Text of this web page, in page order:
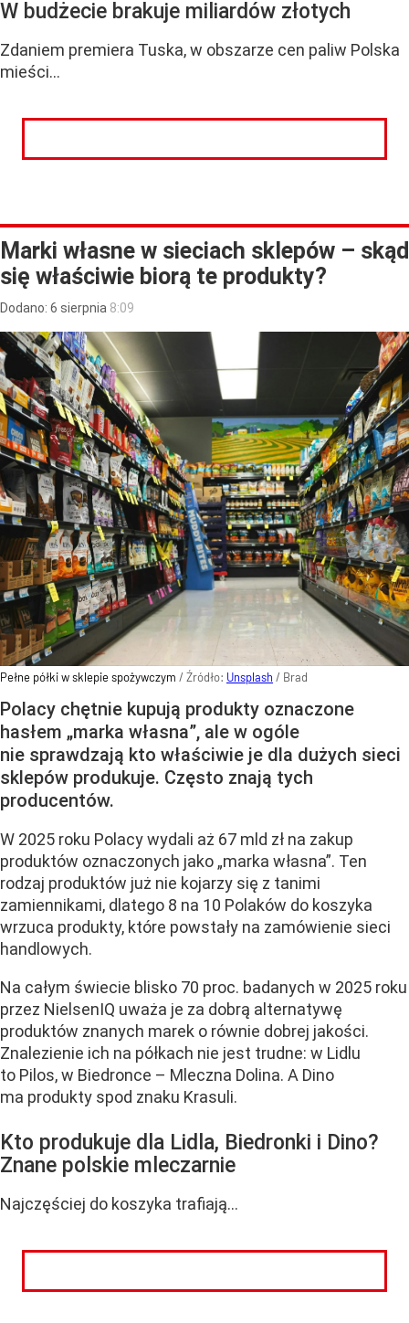
W budżecie brakuje miliardów złotych
Zdaniem premiera Tuska, w obszarze cen paliw Polska
mieści...
Marki własne w sieciach sklepów – skąd
się właściwie biorą te produkty?
Dodano: 6 sierpnia 8:09
Pełne półki w sklepie spożywczym / Źródło: Unsplash / Brad
Polacy chętnie kupują produkty oznaczone
hasłem „marka własna”, ale w ogóle
nie sprawdzają kto właściwie je dla dużych sieci
sklepów produkuje. Często znają tych
producentów.
W 2025 roku Polacy wydali aż 67 mld zł na zakup
produktów oznaczonych jako „marka własna”. Ten
rodzaj produktów już nie kojarzy się z tanimi
zamiennikami, dlatego 8 na 10 Polaków do koszyka
wrzuca produkty, które powstały na zamówienie sieci
handlowych.
Na całym świecie blisko 70 proc. badanych w 2025 roku
przez NielsenIQ uważa je za dobrą alternatywę
produktów znanych marek o równie dobrej jakości.
Znalezienie ich na półkach nie jest trudne: w Lidlu
to Pilos, w Biedronce – Mleczna Dolina. A Dino
ma produkty spod znaku Krasuli.
Kto produkuje dla Lidla, Biedronki i Dino?
Znane polskie mleczarnie
Najczęściej do koszyka trafiają...